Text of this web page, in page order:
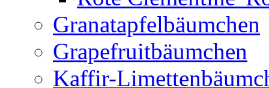
Granatapfelbäumchen
Grapefruitbäumchen
Kaffir-